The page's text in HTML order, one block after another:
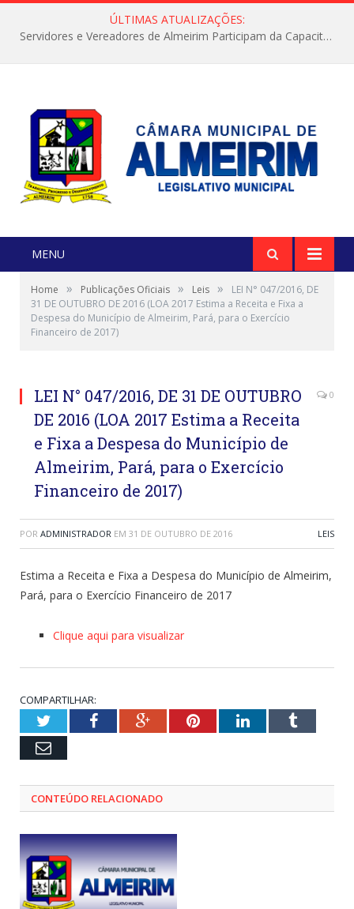
ÚLTIMAS ATUALIZAÇÕES:
Servidores e Vereadores de Almeirim Participam da Capacitação “Orientar é a Nossa Missão”
MENU
Home » Publicações Oficiais » Leis »
LEI N° 047/2016, DE
31 DE OUTUBRO DE 2016 (LOA 2017 Estima a Receita e Fixa a
Despesa do Município de Almeirim, Pará, para o Exercício
Financeiro de 2017)
LEI N° 047/2016, DE 31 DE OUTUBRO
DE 2016 (LOA 2017 Estima a Receita
e Fixa a Despesa do Município de
Almeirim, Pará, para o Exercício
Financeiro de 2017)
0
POR ADMINISTRADOR EM 31 DE OUTUBRO DE 2016 LEIS
Estima a Receita e Fixa a Despesa do Município de Almeirim,
Pará, para o Exercício Financeiro de 2017
Clique aqui para visualizar
COMPARTILHAR:
TwitterFacebookGoogle+PinterestLinkedInTumblr
Email
CONTEÚDO RELACIONADO